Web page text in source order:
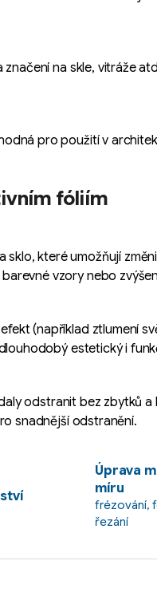
na skle, vitráže
pro použití v
fóliím
které umožňují
vzory nebo
(například ztlumení
estetický i
odstranit bez zbytků
snadnější odstranění.
Úprava
míru
frézování,
řezání